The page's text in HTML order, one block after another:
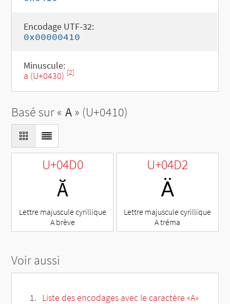
Encodage UTF-32:
0x00000410
Minuscule:
а (U+0430) [2]
Basé sur « А» (U+0410)
U+04D0
Ӑ
Lettre majuscule cyrillique
A brève
U+04D2
Ӓ
Lettre majuscule cyrillique
A tréma
Voir aussi
Liste des encodages avec le caractère «А»